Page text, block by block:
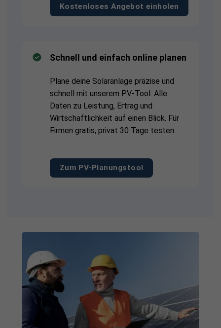
Kostenloses Angebot einholen
Schnell und einfach online planen
Plane deine Solaranlage präzise und
schnell mit unserem PV-Tool: Alle
Daten zu Leistung, Ertrag und
Wirtschaftlichkeit auf einen Blick. Für
Firmen gratis, privat 30 Tage testen.
Zum PV-Planungstool